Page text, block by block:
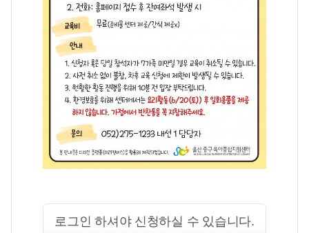
로그인 하셔야 신청하실 수 있습니다.